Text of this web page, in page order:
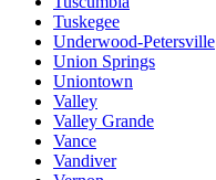
Tuskegee
Underwood-Petersville
Union Springs
Uniontown
Valley
Valley Grande
Vance
Vandiver